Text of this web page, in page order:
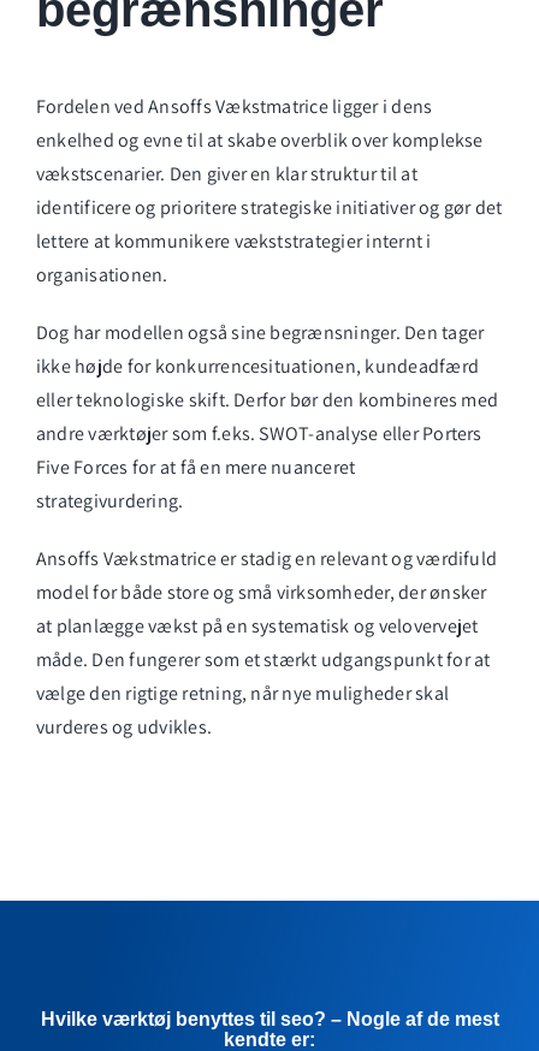
Fordelen ved Ansoffs Vækstmatrice ligger i dens
enkelhed og evne til at skabe overblik over komplekse
vækstscenarier. Den giver en klar struktur til at
identificere og prioritere strategiske initiativer og gør det
lettere at kommunikere vækststrategier internt i
organisationen.
Dog har modellen også sine begrænsninger. Den tager
ikke højde for konkurrencesituationen, kundeadfærd
eller teknologiske skift. Derfor bør den kombineres med
andre værktøjer som f.eks. SWOT-analyse eller Porters
Five Forces for at få en mere nuanceret
strategivurdering.
Ansoffs Vækstmatrice er stadig en relevant og værdifuld
model for både store og små virksomheder, der ønsker
at planlægge vækst på en systematisk og velovervejet
måde. Den fungerer som et stærkt udgangspunkt for at
vælge den rigtige retning, når nye muligheder skal
vurderes og udvikles.
Hvilke værktøj benyttes til seo? – Nogle af de mest
kendte er: